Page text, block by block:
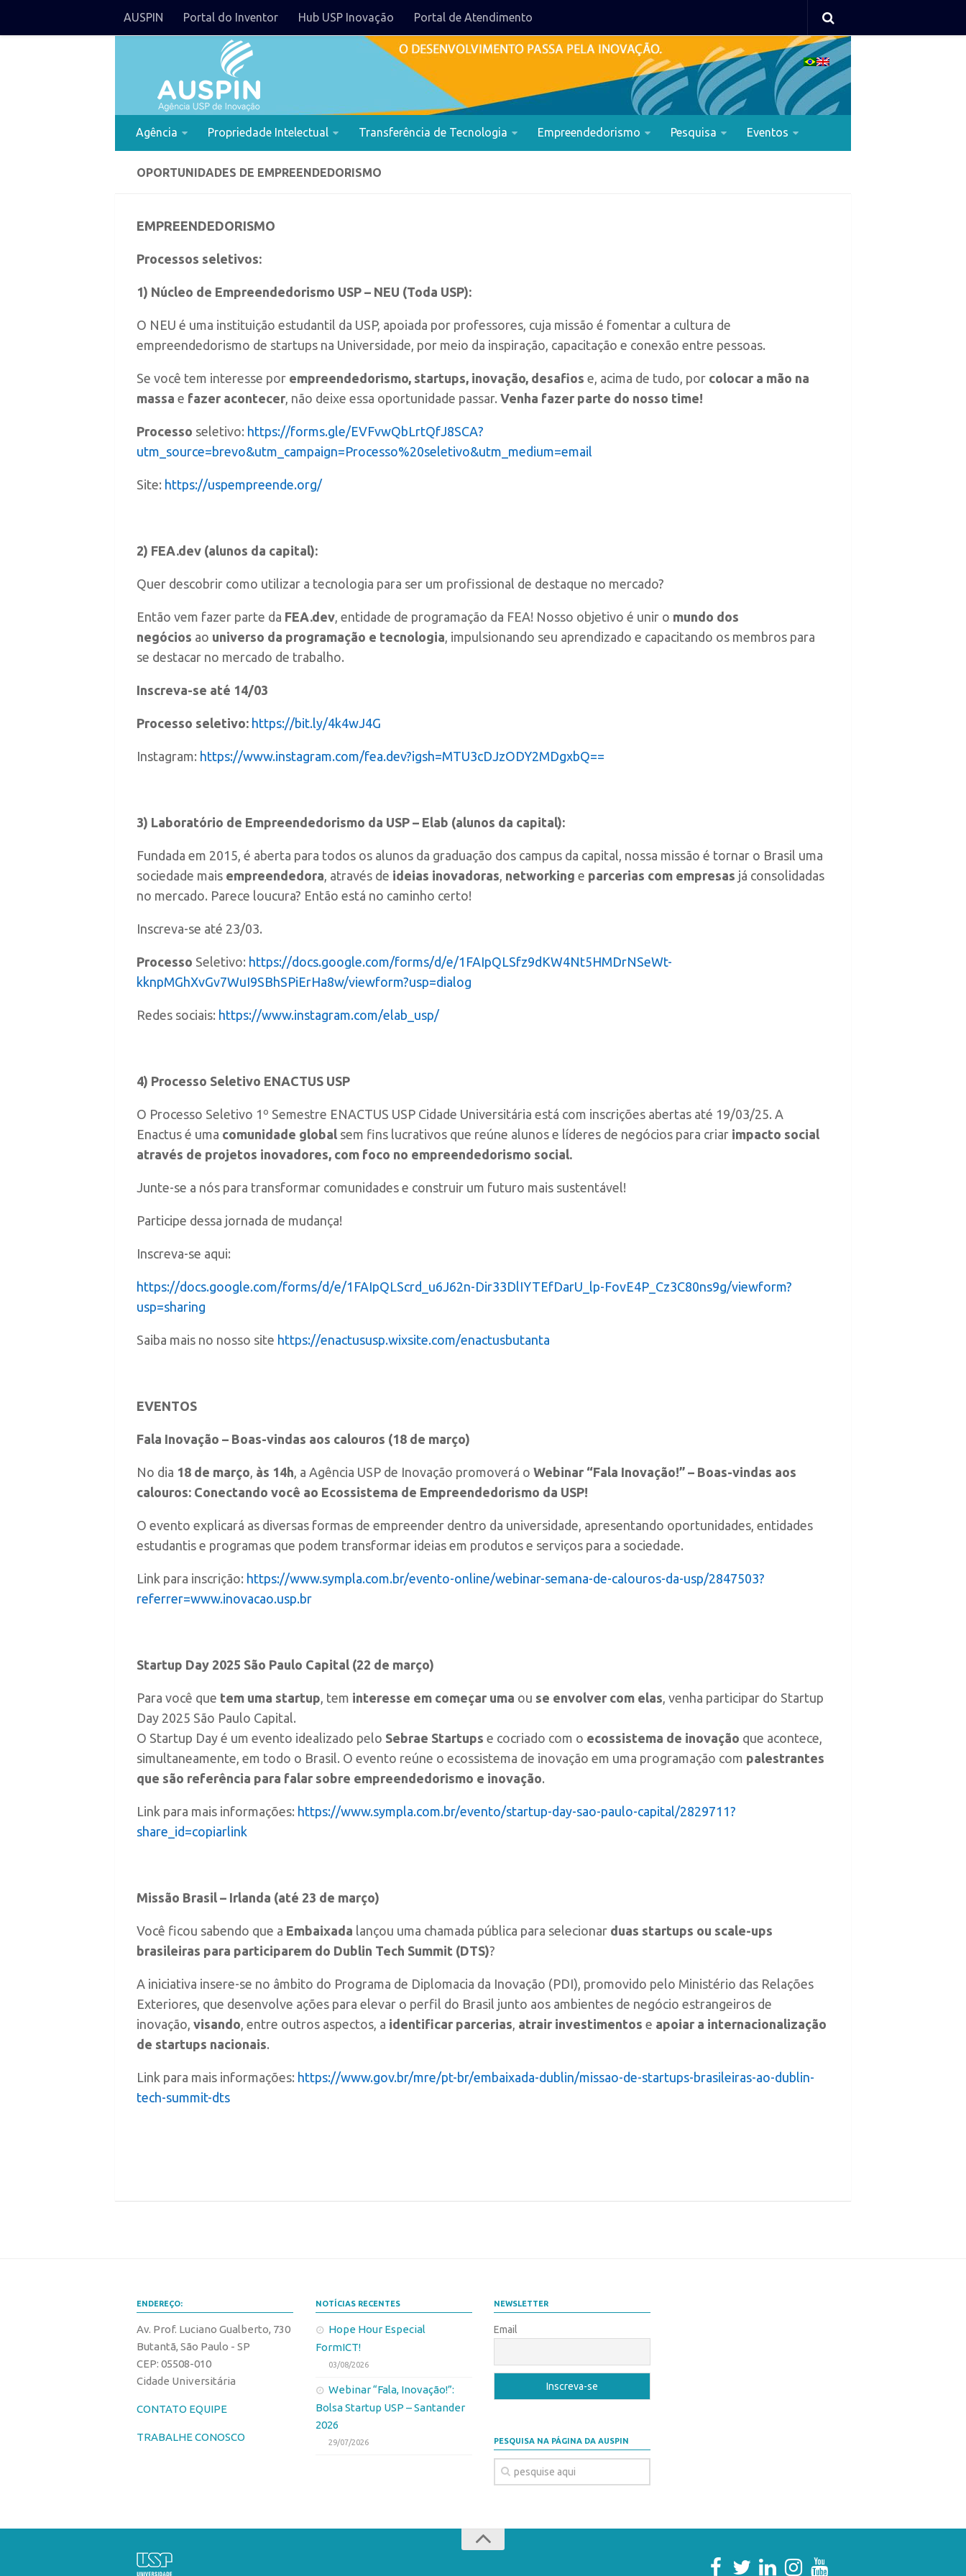
AUSPIN Portal do Inventor Hub USP Inovação Portal de Atendimento
Agência Propriedade Intelectual Transferência de Tecnologia Empreendedorismo Pesquisa Eventos
OPORTUNIDADES DE EMPREENDEDORISMO
EMPREENDEDORISMO
Processos seletivos:
1) Núcleo de Empreendedorismo USP – NEU (Toda USP):
O NEU é uma instituição estudantil da USP, apoiada por professores, cuja missão é fomentar a cultura de
empreendedorismo de startups na Universidade, por meio da inspiração, capacitação e conexão entre pessoas.
Se você tem interesse por empreendedorismo, startups, inovação, desafios e, acima de tudo, por colocar a mão na
massa e fazer acontecer, não deixe essa oportunidade passar. Venha fazer parte do nosso time!
Processo seletivo: https://forms.gle/EVFvwQbLrtQfJ8SCA?
utm_source=brevo&utm_campaign=Processo%20seletivo&utm_medium=email
Site: https://uspempreende.org/
2) FEA.dev (alunos da capital):
Quer descobrir como utilizar a tecnologia para ser um profissional de destaque no mercado?
Então vem fazer parte da FEA.dev, entidade de programação da FEA! Nosso objetivo é unir o mundo dos
negócios ao universo da programação e tecnologia, impulsionando seu aprendizado e capacitando os membros para
se destacar no mercado de trabalho.
Inscreva-se até 14/03
Processo seletivo: https://bit.ly/4k4wJ4G
Instagram: https://www.instagram.com/fea.dev?igsh=MTU3cDJzODY2MDgxbQ==
3) Laboratório de Empreendedorismo da USP – Elab (alunos da capital):
Fundada em 2015, é aberta para todos os alunos da graduação dos campus da capital, nossa missão é tornar o Brasil uma
sociedade mais empreendedora, através de ideias inovadoras, networking e parcerias com empresas já consolidadas
no mercado. Parece loucura? Então está no caminho certo!
Inscreva-se até 23/03.
Processo Seletivo: https://docs.google.com/forms/d/e/1FAIpQLSfz9dKW4Nt5HMDrNSeWt-
kknpMGhXvGv7WuI9SBhSPiErHa8w/viewform?usp=dialog
Redes sociais: https://www.instagram.com/elab_usp/
4) Processo Seletivo ENACTUS USP
O Processo Seletivo 1º Semestre ENACTUS USP Cidade Universitária está com inscrições abertas até 19/03/25. A
Enactus é uma comunidade global sem fins lucrativos que reúne alunos e líderes de negócios para criar impacto social
através de projetos inovadores, com foco no empreendedorismo social.
Junte-se a nós para transformar comunidades e construir um futuro mais sustentável!
Participe dessa jornada de mudança!
Inscreva-se aqui:
https://docs.google.com/forms/d/e/1FAIpQLScrd_u6J62n-Dir33DlIYTEfDarU_lp-FovE4P_Cz3C80ns9g/viewform?
usp=sharing
Saiba mais no nosso site https://enactususp.wixsite.com/enactusbutanta
EVENTOS
Fala Inovação – Boas-vindas aos calouros (18 de março)
No dia 18 de março, às 14h, a Agência USP de Inovação promoverá o Webinar “Fala Inovação!” – Boas-vindas aos
calouros: Conectando você ao Ecossistema de Empreendedorismo da USP!
O evento explicará as diversas formas de empreender dentro da universidade, apresentando oportunidades, entidades
estudantis e programas que podem transformar ideias em produtos e serviços para a sociedade.
Link para inscrição: https://www.sympla.com.br/evento-online/webinar-semana-de-calouros-da-usp/2847503?
referrer=www.inovacao.usp.br
Startup Day 2025 São Paulo Capital (22 de março)
Para você que tem uma startup, tem interesse em começar uma ou se envolver com elas, venha participar do Startup
Day 2025 São Paulo Capital.
O Startup Day é um evento idealizado pelo Sebrae Startups e cocriado com o ecossistema de inovação que acontece,
simultaneamente, em todo o Brasil. O evento reúne o ecossistema de inovação em uma programação com palestrantes
que são referência para falar sobre empreendedorismo e inovação.
Link para mais informações: https://www.sympla.com.br/evento/startup-day-sao-paulo-capital/2829711?
share_id=copiarlink
Missão Brasil – Irlanda (até 23 de março)
Você ficou sabendo que a Embaixada lançou uma chamada pública para selecionar duas startups ou scale-ups
brasileiras para participarem do Dublin Tech Summit (DTS)?
A iniciativa insere-se no âmbito do Programa de Diplomacia da Inovação (PDI), promovido pelo Ministério das Relações
Exteriores, que desenvolve ações para elevar o perfil do Brasil junto aos ambientes de negócio estrangeiros de
inovação, visando, entre outros aspectos, a identificar parcerias, atrair investimentos e apoiar a internacionalização
de startups nacionais.
Link para mais informações: https://www.gov.br/mre/pt-br/embaixada-dublin/missao-de-startups-brasileiras-ao-dublin-
tech-summit-dts
ENDEREÇO:
Av. Prof. Luciano Gualberto, 730
Butantã, São Paulo - SP
CEP: 05508-010
Cidade Universitária
CONTATO EQUIPE
TRABALHE CONOSCO
NOTÍCIAS RECENTES
Hope Hour Especial
FormICT!
03/08/2026
Webinar “Fala, Inovação!”:
Bolsa Startup USP – Santander
2026
29/07/2026
NEWSLETTER
Email
PESQUISA NA PÁGINA DA AUSPIN